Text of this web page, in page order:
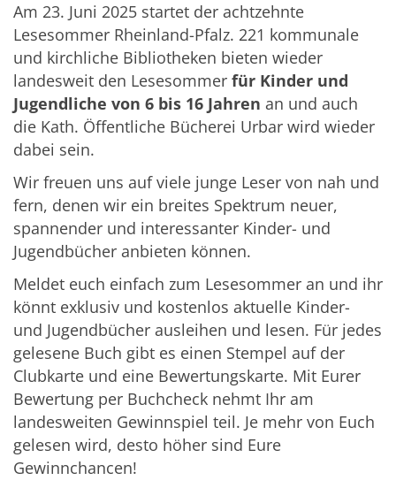
Am 23. Juni 2025 startet der achtzehnte
Lesesommer Rheinland-Pfalz. 221 kommunale
und kirchliche Bibliotheken bieten wieder
landesweit den Lesesommer für Kinder und
Jugendliche von 6 bis 16 Jahren an und auch
die Kath. Öffentliche Bücherei Urbar wird wieder
dabei sein.
Wir freuen uns auf viele junge Leser von nah und
fern, denen wir ein breites Spektrum neuer,
spannender und interessanter Kinder- und
Jugendbücher anbieten können.
Meldet euch einfach zum Lesesommer an und ihr
könnt exklusiv und kostenlos aktuelle Kinder-
und Jugendbücher ausleihen und lesen. Für jedes
gelesene Buch gibt es einen Stempel auf der
Clubkarte und eine Bewertungskarte. Mit Eurer
Bewertung per Buchcheck nehmt Ihr am
landesweiten Gewinnspiel teil. Je mehr von Euch
gelesen wird, desto höher sind Eure
Gewinnchancen!